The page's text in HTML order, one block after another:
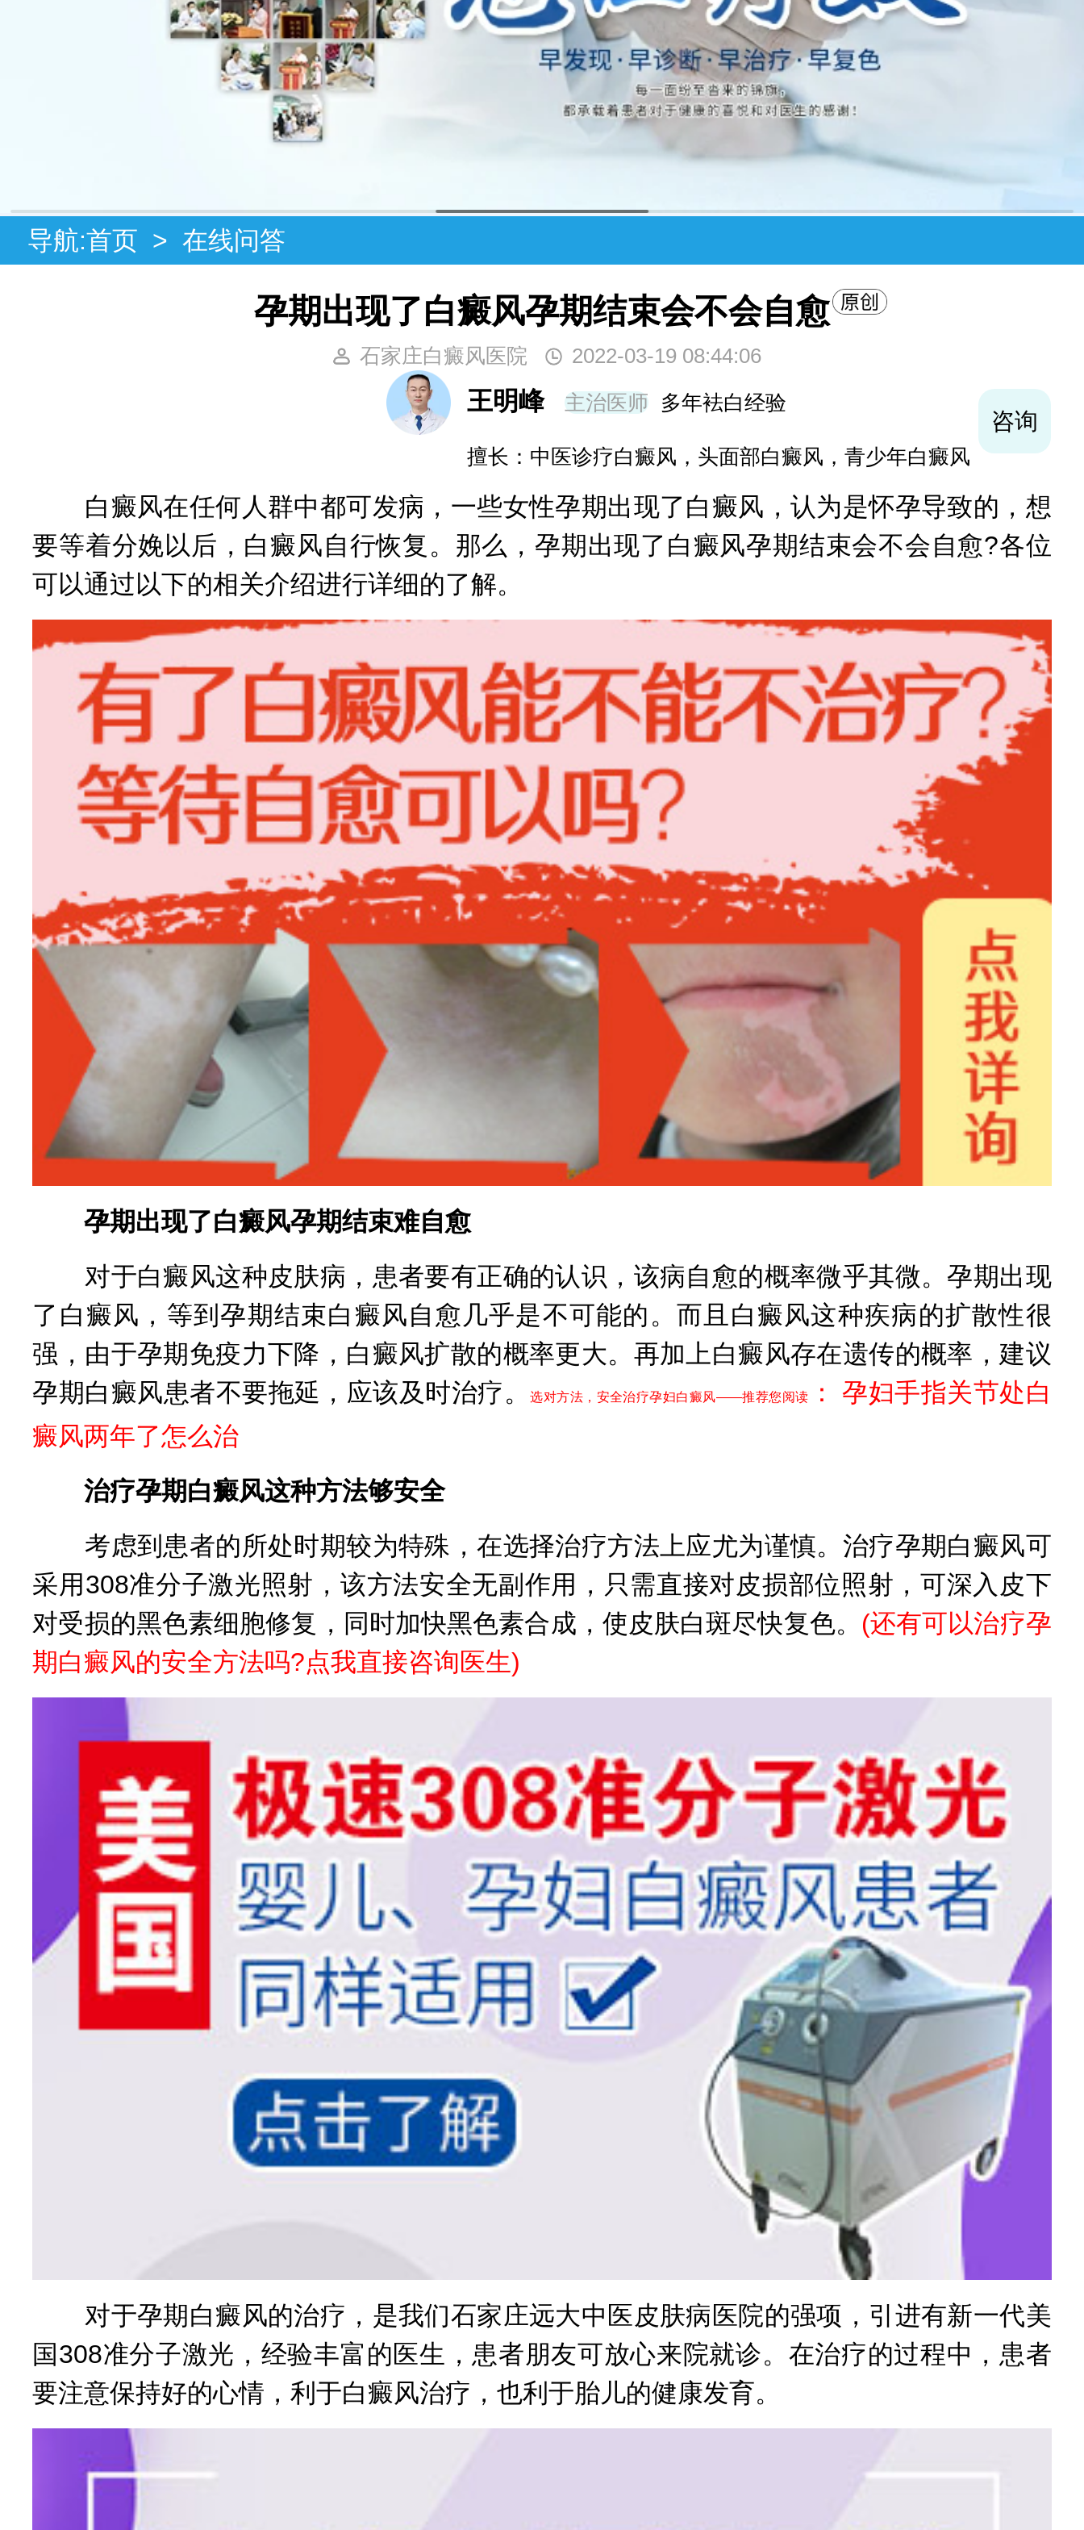
导航:首页 > 在线问答
孕期出现了白癜风孕期结束会不会自愈
石家庄白癜风医院 2022-03-19 08:44:06
王明峰 主治医师 多年袪白经验
擅长：中医诊疗白癜风，头面部白癜风，青少年白癜风
咨询
白癜风在任何人群中都可发病，一些女性孕期出现了白癜风，认为是怀孕导致的，想
要等着分娩以后，白癜风自行恢复。那么，孕期出现了白癜风孕期结束会不会自愈?各位
可以通过以下的相关介绍进行详细的了解。
孕期出现了白癜风孕期结束难自愈
对于白癜风这种皮肤病，患者要有正确的认识，该病自愈的概率微乎其微。孕期出现
了白癜风，等到孕期结束白癜风自愈几乎是不可能的。而且白癜风这种疾病的扩散性很
强，由于孕期免疫力下降，白癜风扩散的概率更大。再加上白癜风存在遗传的概率，建议
孕期白癜风患者不要拖延，应该及时治疗。选对方法，安全治疗孕妇白癜风——推荐您阅读 ： 孕妇手指关节处白
癜风两年了怎么治
治疗孕期白癜风这种方法够安全
考虑到患者的所处时期较为特殊，在选择治疗方法上应尤为谨慎。治疗孕期白癜风可
采用308准分子激光照射，该方法安全无副作用，只需直接对皮损部位照射，可深入皮下
对受损的黑色素细胞修复，同时加快黑色素合成，使皮肤白斑尽快复色。 (还有可以治疗孕
期白癜风的安全方法吗?点我直接咨询医生)
对于孕期白癜风的治疗，是我们石家庄远大中医皮肤病医院的强项，引进有新一代美
国308准分子激光，经验丰富的医生，患者朋友可放心来院就诊。在治疗的过程中，患者
要注意保持好的心情，利于白癜风治疗，也利于胎儿的健康发育。